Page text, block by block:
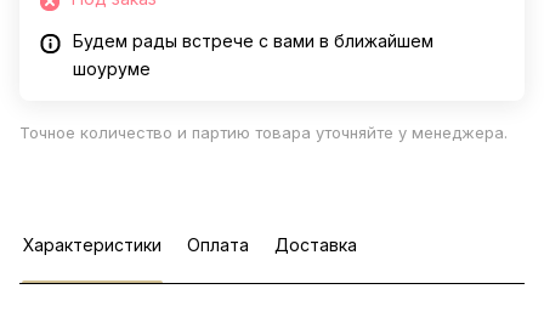
Будем рады встрече с вами в ближайшем
шоуруме
Точное количество и партию товара уточняйте у менеджера.
Характеристики Оплата Доставка